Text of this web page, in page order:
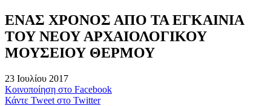
ΕΝΑΣ ΧΡΟΝΟΣ ΑΠΟ ΤΑ ΕΓΚΑΙΝΙΑ
ΤΟΥ ΝΕΟΥ ΑΡΧΑΙΟΛΟΓΙΚΟΥ
ΜΟΥΣΕΙΟΥ ΘΕΡΜΟΥ
23 Ιουλίου 2017
Κοινοποίηση στο Facebook
Κάντε Tweet στο Twitter